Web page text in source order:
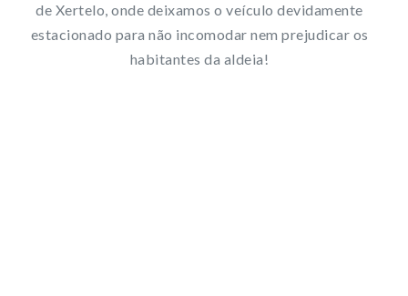
de Xertelo, onde deixamos o veículo devidamente
estacionado para não incomodar nem prejudicar os
habitantes da aldeia!